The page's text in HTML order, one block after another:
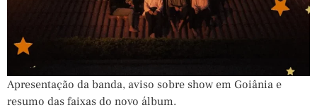
Apresentação da banda, aviso sobre show em Goiânia e
resumo das faixas do novo álbum.